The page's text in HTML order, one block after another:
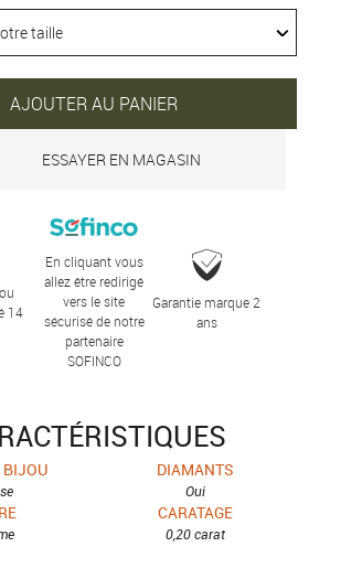
AJOUTER AU PANIER
ESSAYER EN MAGASIN
14
En cliquant vous
allez être redirigé
vers le site
sécurisé de notre
partenaire
SOFINCO
Garantie marque 2
ans
BIJOU DIAMANTS
Oui
CARATAGE
0,20 carat